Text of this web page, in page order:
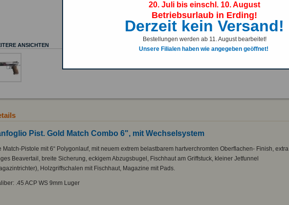
Schnellübersicht
Erwerbsscheinpflichtig!
ANSICHTEN
Pist. Gold Match Combo 6", mit Wechselsystem
Match-Pistole mit 6“ Polygonlauf, mit neuem extrem belastbarem hartverchromten Oberflachen- Finish, extra
Beavertail, breite Sicherung, eckigem Abzugsbugel, Fischhaut am Griffstuck, kleiner Jetfunnel
Holzgriffschalen mit Fischhaut, Magazine mit Pads.
.45 ACP WS 9mm Luger
20. Juli bis einschl. 10. August
Betriebsurlaub in Erding!
Derzeit kein Versand!
Bestellungen werden ab 11. August bearbeitet!
Unsere Filialen haben wie angegeben geöffnet!